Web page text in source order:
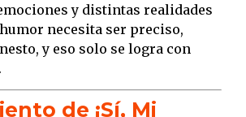
y distintas realidades
necesita ser preciso,
y eso solo se logra con
de ¡Sí, Mi